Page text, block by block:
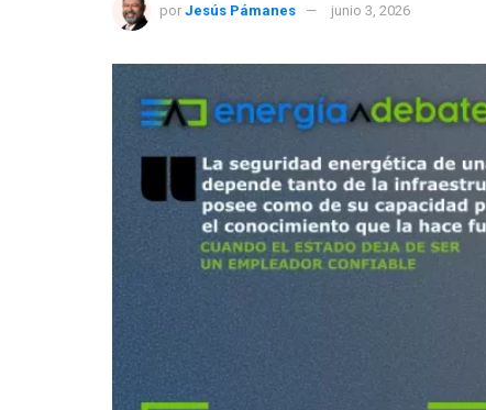
por Jesús Pámanes junio 3, 2026